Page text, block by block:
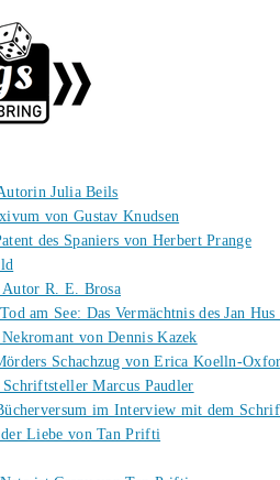
Julia Beils
von Gustav Knudsen
des Spaniers von Herbert Prange
R. E. Brosa
am See: Das Vermächtnis des Jan
von Dennis Kazek
Schachzug von Erica Koelln-
Marcus Paudler
im Interview mit dem
Liebe von Tan Prifti